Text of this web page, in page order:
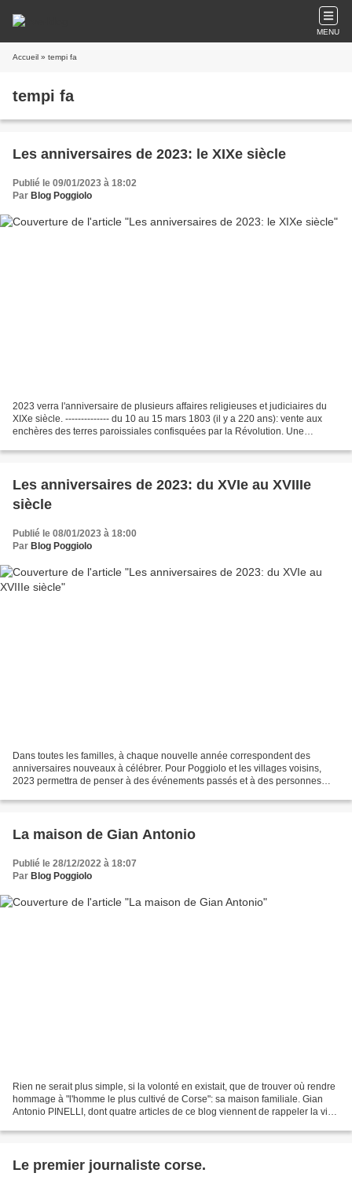
MENU
Accueil » tempi fa
tempi fa
Les anniversaires de 2023: le XIXe siècle
Publié le 09/01/2023 à 18:02
Par Blog Poggiolo
2023 verra l'anniversaire de plusieurs affaires religieuses et judiciaires du
XIXe siècle. -------------- du 10 au 15 mars 1803 (il y a 220 ans): vente aux
enchères des terres paroissiales confisquées par la Révolution. Une
Les anniversaires de 2023: du XVIe au XVIIIe
siècle
Publié le 08/01/2023 à 18:00
Par Blog Poggiolo
Dans toutes les familles, à chaque nouvelle année correspondent des
anniversaires nouveaux à célébrer. Pour Poggiolo et les villages voisins,
2023 permettra de penser à des événements passés et à des personnes
La maison de Gian Antonio
Publié le 28/12/2022 à 18:07
Par Blog Poggiolo
Rien ne serait plus simple, si la volonté en existait, que de trouver où rendre
hommage à "l'homme le plus cultivé de Corse": sa maison familiale. Gian
Antonio PINELLI, dont quatre articles de ce blog viennent de rappeler la vie
Le premier journaliste corse.